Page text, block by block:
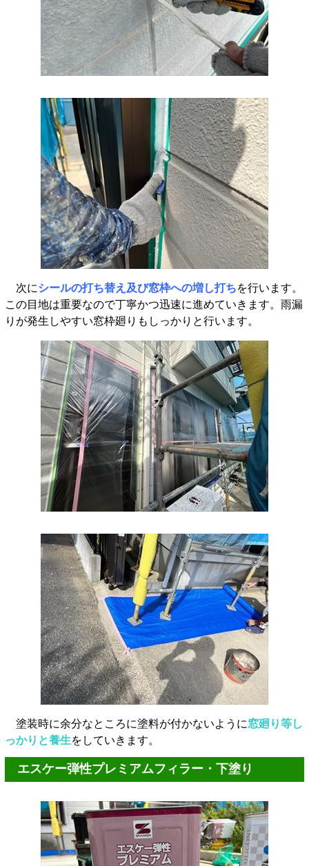
次にシールの打ち替え及び窓枠への増し打ちを行います。
この目地は重要なので丁寧かつ迅速に進めていきます。雨漏
りが発生しやすい窓枠廻りもしっかりと行います。
塗装時に余分なところに塗料が付かないように窓廻り等し
っかりと養生をしていきます。
エスケー弾性プレミアムフィラー・下塗り